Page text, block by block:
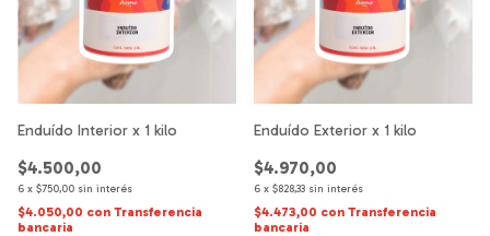
Enduído Interior x 1 kilo
$4.500,00
6 x $750,00 sin interés
$4.050,00 con Transferencia
bancaria
Enduído Exterior x 1 kilo
$4.970,00
6 x $828,33 sin interés
$4.473,00 con Transferencia
bancaria